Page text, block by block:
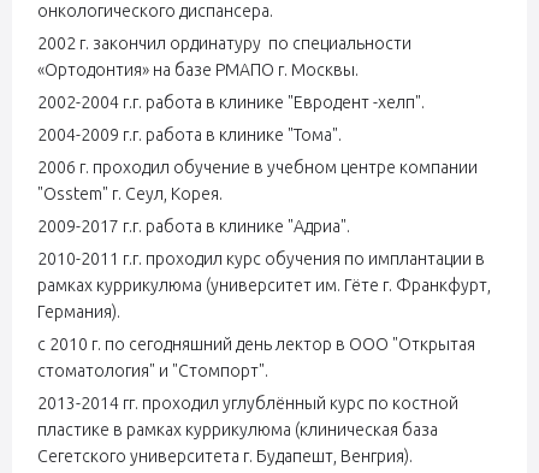
онкологического диспансера.
2002 г. закончил ординатуру по специальности
«Ортодонтия» на базе РМАПО г. Москвы.
2002-2004 г.г. работа в клинике "Евродент -хелп".
2004-2009 г.г. работа в клинике "Тома".
2006 г. проходил обучение в учебном центре компании
"Оsstem" г. Сеул, Корея.
2009-2017 г.г. работа в клинике "Адриа".
2010-2011 г.г. проходил курс обучения по имплантации в
рамках куррикулюма (университет им. Гёте г. Франкфурт,
Германия).
с 2010 г. по сегодняшний день лектор в ООО "Открытая
стоматология" и "Стомпорт".
2013-2014 гг. проходил углублённый курс по костной
пластике в рамках куррикулюма (клиническая база
Сегетского университета г. Будапешт, Венгрия).